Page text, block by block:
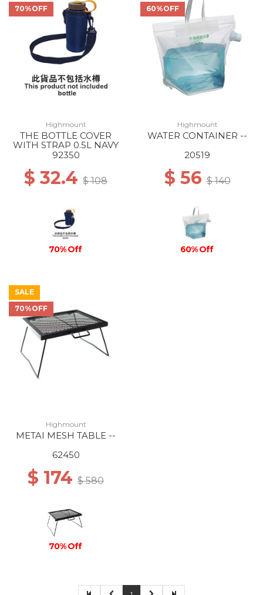
70%OFF
Highmount
THE BOTTLE COVER
WITH STRAP 0.5L NAVY
92350
$ 32.4 $ 108
70% Off
60%OFF
Highmount
WATER CONTAINER --
20519
$ 56$ 140
60% Off
SALE
70%OFF
Highmount
METAI MESH TABLE --
62450
$ 174 $ 580
70% Off